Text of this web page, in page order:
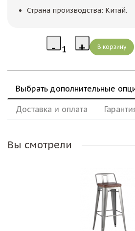
Страна производства: Китай.
Выбрать дополнительные
Доставка и оплата
Вы смотрели